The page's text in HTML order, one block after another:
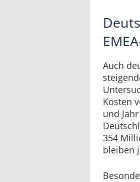
Auch
Kosten
und
354
bleiben